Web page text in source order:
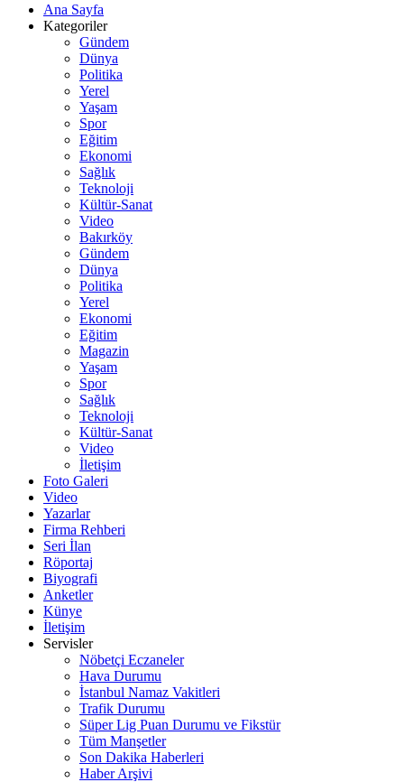
Ana Sayfa
Kategoriler
Gündem
Dünya
Politika
Yerel
Yaşam
Spor
Eğitim
Ekonomi
Sağlık
Teknoloji
Kültür-Sanat
Video
Bakırköy
Gündem
Dünya
Politika
Yerel
Ekonomi
Eğitim
Magazin
Yaşam
Spor
Sağlık
Teknoloji
Kültür-Sanat
Video
İletişim
Foto Galeri
Video
Yazarlar
Firma Rehberi
Seri İlan
Röportaj
Biyografi
Anketler
Künye
İletişim
Servisler
Nöbetçi Eczaneler
Hava Durumu
İstanbul Namaz Vakitleri
Trafik Durumu
Süper Lig Puan Durumu ve Fikstür
Tüm Manşetler
Son Dakika Haberleri
Haber Arşivi